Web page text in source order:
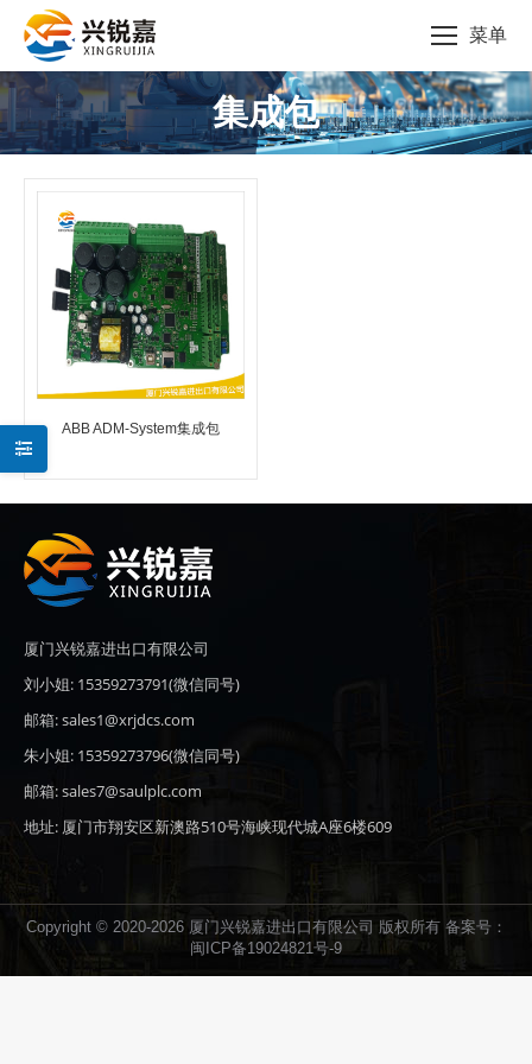
菜单
集成包
您的位置：
ABB ADM-System集成包
厦门兴锐嘉进出口有限公司
刘小姐: 15359273791(微信同号)
邮箱: sales1@xrjdcs.com
朱小姐: 15359273796(微信同号)
邮箱: sales7@saulplc.com
地址: 厦门市翔安区新澳路510号海峡现代城A座6楼609
Copyright © 2020-2026 厦门兴锐嘉进出口有限公司 版权所有 备案号：
闽ICP备19024821号-9